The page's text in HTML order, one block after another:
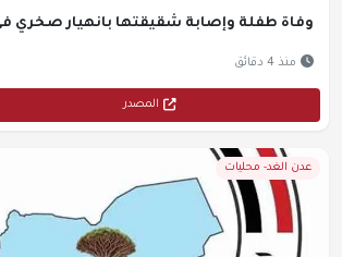
وفاة طفلة وإصابة شقيقتها بانهيار صخري
منذ 4 دقائق
المصدر
عدن الغد- محليات